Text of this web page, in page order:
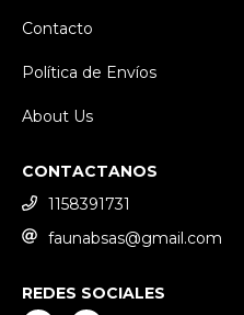
Contacto
Política de Envíos
About Us
CONTACTANOS
1158391731
faunabsas@gmail.com
REDES SOCIALES